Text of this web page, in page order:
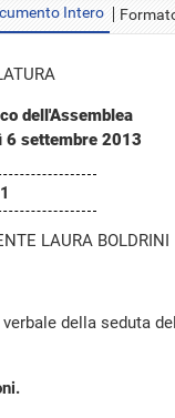
Intero
dell'Assemblea
6 settembre 2013
LAURA BOLDRINI
della seduta